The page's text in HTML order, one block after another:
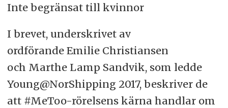
Inte begränsat till kvinnor
I brevet, underskrivet av
ordförande Emilie Christiansen
och Marthe Lamp Sandvik, som ledde
Young@NorShipping 2017, beskriver de
att #MeToo-rörelsens kärna handlar om